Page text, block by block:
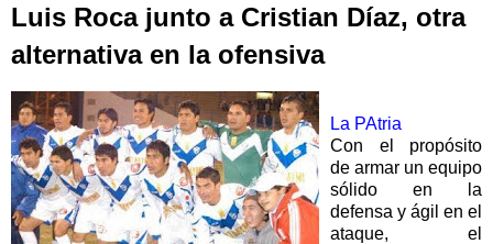
Luis Roca junto a Cristian Díaz, otra
alternativa en la ofensiva
La PAtria
Con el propósito
de armar un equipo
sólido en la
defensa y ágil en el
ataque, el